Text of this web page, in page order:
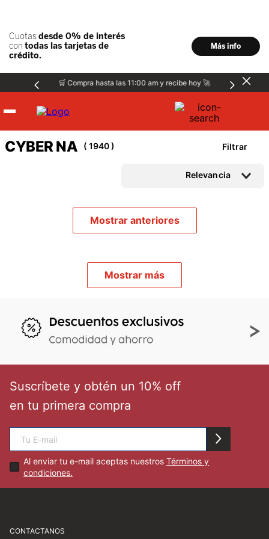
🛒 Compra hasta las 11:00 am y recibe hoy 🚀
Hombre
🏃‍♀️🏃‍♂️ Zona del Hincha
👀 Lo Nuevo
Mi cuenta
Favoritos
Tiendas
CYBER NA 1940 Filtrar
Relevancia
Mostrar anteriores
Mostrar más
Suscríbete y obtén un 10% off
en tu primera compra
Al enviar tu e-mail aceptas nuestrosTérminos y
condiciones.
CONTACTANOS